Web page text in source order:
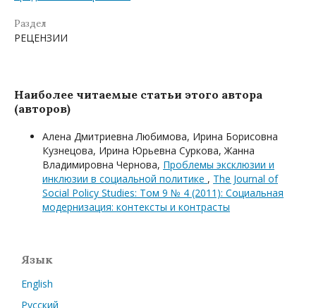
Раздел
РЕЦЕНЗИИ
Наиболее читаемые статьи этого автора
(авторов)
Алена Дмитриевна Любимова, Ирина Борисовна
Кузнецова, Ирина Юрьевна Суркова, Жанна
Владимировна Чернова, Проблемы эксклюзии и
инклюзии в социальной политике , The Journal of
Social Policy Studies: Том 9 № 4 (2011): Социальная
модернизация: контексты и контрасты
Язык
English
Русский